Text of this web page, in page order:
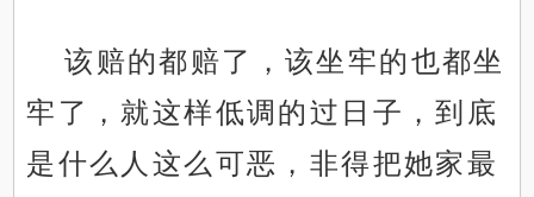
该赔的都赔了，该坐牢的也都坐
牢了，就这样低调的过日子，到底
是什么人这么可恶，非得把她家最